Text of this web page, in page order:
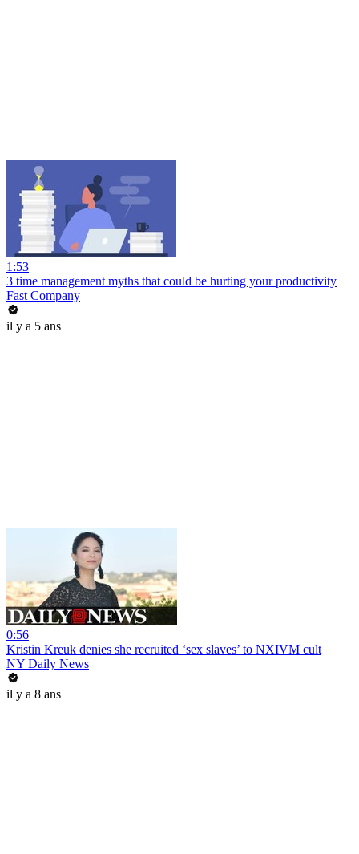
1:53
3 time management myths that could be hurting your productivity
Fast Company
il y a 5 ans
0:56
Kristin Kreuk denies she recruited ‘sex slaves’ to NXIVM cult
NY Daily News
il y a 8 ans